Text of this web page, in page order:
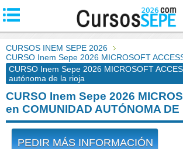
CURSOS INEM SEPE 2026
CURSO Inem Sepe 2026 MICROSOFT
CURSO Inem Sepe 2026 MICROSOFT
autónoma de la rioja
CURSO Inem Sepe 2026
en COMUNIDAD AUTÓNOMA
PEDIR MÁS INFORMACIÓN